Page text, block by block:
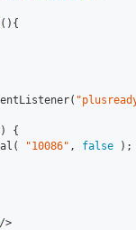
( ) {
) {
"10086" , false
/>